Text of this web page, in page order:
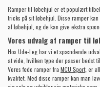
Ramper til løbehjul er et populært
tricks på sit løbehjul. Disse ramper
af løbehjul, og de kan give ekstra
Vores udvalg af ramper til
Hos Ude-Leghar vi et spændende
at vide, hvilken type der passer bedst
Vores fede ramper fra MCU Sport, er
kvalitet. Med disse ramper kan man